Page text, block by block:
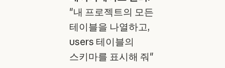
"내 프로젝트의 모든
테이블을 나열하고,
users 테이블의
스키마를 표시해 줘"